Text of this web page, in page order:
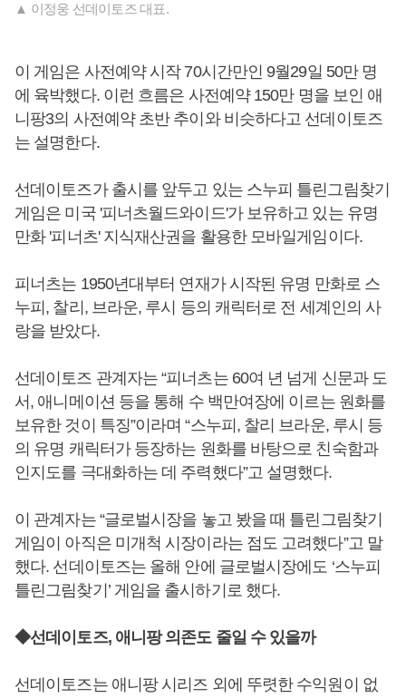
▲ 이정웅 선데이토즈 대표.
이 게임은 사전예약 시작 70시간만인 9월29일 50만 명
에 육박했다. 이런 흐름은 사전예약 150만 명을 보인 애
니팡3의 사전예약 초반 추이와 비슷하다고 선데이토즈
는 설명한다.
선데이토즈가 출시를 앞두고 있는 스누피 틀린그림찾기
게임은 미국 '피너츠월드와이드'가 보유하고 있는 유명
만화 '피너츠' 지식재산권을 활용한 모바일게임이다.
피너츠는 1950년대부터 연재가 시작된 유명 만화로 스
누피, 찰리, 브라운, 루시 등의 캐릭터로 전 세계인의 사
랑을 받았다.
선데이토즈 관계자는 “피너츠는 60여 년 넘게 신문과 도
서, 애니메이션 등을 통해 수 백만여장에 이르는 원화를
보유한 것이 특징”이라며 “스누피, 찰리 브라운, 루시 등
의 유명 캐릭터가 등장하는 원화를 바탕으로 친숙함과
인지도를 극대화하는 데 주력했다”고 설명했다.
이 관계자는 “글로벌시장을 놓고 봤을 때 틀린그림찾기
게임이 아직은 미개척 시장이라는 점도 고려했다”고 말
했다. 선데이토즈는 올해 안에 글로벌시장에도 ‘스누피
틀린그림찾기’ 게임을 출시하기로 했다.
◆선데이토즈, 애니팡 의존도 줄일 수 있을까
선데이토즈는 애니팡 시리즈 외에 뚜렷한 수익원이 없